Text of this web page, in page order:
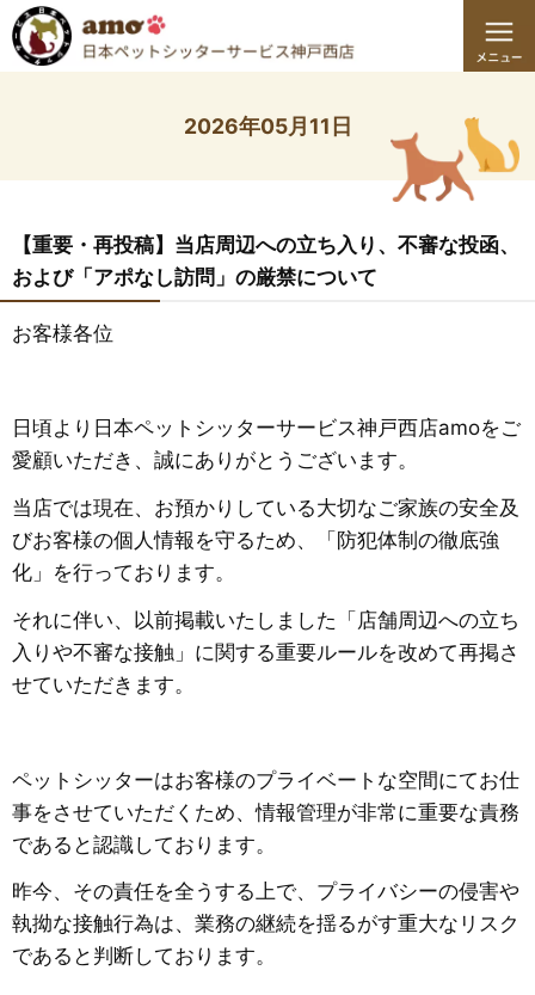
2026年05月11日
【重要・再投稿】当店周辺への立ち入り、不審な投函、
および「アポなし訪問」の厳禁について
お客様各位
日頃より日本ペットシッターサービス神戸西店amoをご
愛顧いただき、誠にありがとうございます。
​当店では現在、お預かりしている大切なご家族の安全及
びお客様の個人情報を守るため、「防犯体制の徹底強
化」を行っております。
それに伴い、以前掲載いたしました「店舗周辺への立ち
入りや不審な接触」に関する重要ルールを改めて再掲さ
せていただきます。
ペットシッターはお客様のプライベートな空間にてお仕
事をさせていただくため、情報管理が非常に重要な責務
であると認識しております。
​昨今、その責任を全うする上で、プライバシーの侵害や
執拗な接触行為は、業務の継続を揺るがす重大なリスク
であると判断しております。